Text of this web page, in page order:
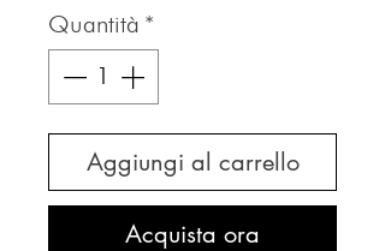
Quantità *
Aggiungi al carrello
Acquista ora